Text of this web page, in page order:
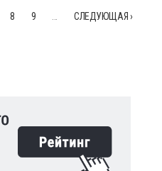
8 9 СЛЕДУЮЩАЯ ›